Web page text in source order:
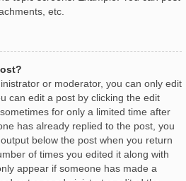
etc.
or moderator, you can only edit
can edit a post by clicking the edit
for only a limited time after
has already replied to the post, you
below the post when you return
of times you edited it along with
appear if someone has made a